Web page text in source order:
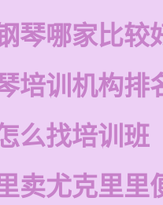
琴哪家比较
培训机构排
么找培训班
卖尤克里里